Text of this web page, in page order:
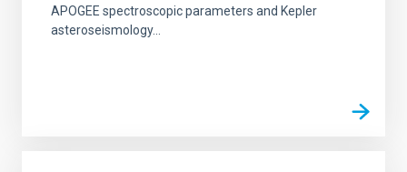
APOGEE spectroscopic parameters and Kepler
asteroseismology...